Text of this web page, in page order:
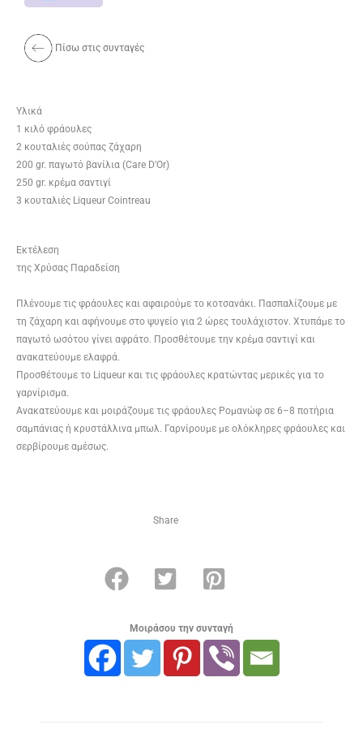
Πίσω στις συνταγές
Υλικά
1 κιλό φράουλες
2 κουταλιές σούπας ζάχαρη
200 gr. παγωτό βανίλια (Care D’Or)
250 gr. κρέμα σαντιγί
3 κουταλιές Liqueur Cointreau
Εκτέλεση
της Χρύσας Παραδείση
Πλένουμε τις φράουλες και αφαιρούμε το κοτσανάκι. Πασπαλίζουμε με
τη ζάχαρη και αφήνουμε στο ψυγείο για 2 ώρες τουλάχιστον. Χτυπάμε το
παγωτό ωσότου γίνει αφράτο. Προσθέτουμε την κρέμα σαντιγί και
ανακατεύουμε ελαφρά.
Προσθέτουμε το Liqueur και τις φράουλες κρατώντας μερικές για το
γαρνίρισμα.
Ανακατεύουμε και μοιράζουμε τις φράουλες Ρομανώφ σε 6–8 ποτήρια
σαμπάνιας ή κρυστάλλινα μπωλ. Γαρνίρουμε με ολόκληρες φράουλες και
σερβίρουμε αμέσως.
Share
Μοιράσου την συνταγή